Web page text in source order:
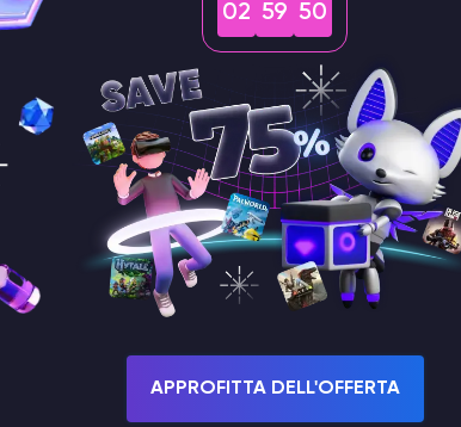
Server
su Godlike in 60 secondi di video:
sorprendente, opportunità irreali e
02 59 48
APPROFITTA DELL'OFFERTA